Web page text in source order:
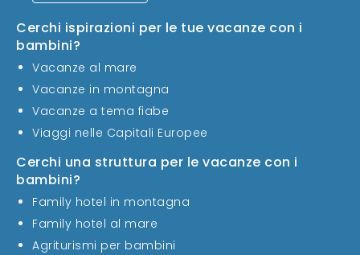
Cerchi ispirazioni per le tue vacanze con i
bambini?
Vacanze al mare
Vacanze in montagna
Vacanze a tema fiabe
Viaggi nelle Capitali Europee
Cerchi una struttura per le vacanze con i
bambini?
Family hotel in montagna
Family hotel al mare
Agriturismi per bambini